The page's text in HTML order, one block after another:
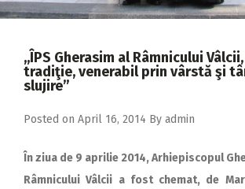
2018
2016
2015
2014
2013
2012
,,ÎPS Gherasim al Râmnicului
tradiţie, venerabil prin vârstă şi
slujire”
Posted on April 16, 2014 By admin
În ziua de 9 aprilie 2014, Arhiepiscopul
Râmnicului Vâlcii a fost chemat, de